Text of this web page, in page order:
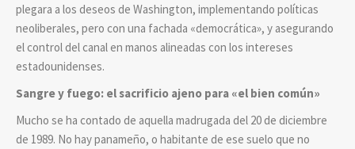
plegara a los deseos de Washington, implementando políticas
neoliberales, pero con una fachada «democrática», y asegurando
el control del canal en manos alineadas con los intereses
estadounidenses.
Sangre y fuego: el sacrificio ajeno para «el bien común»
Mucho se ha contado de aquella madrugada del 20 de diciembre
de 1989. No hay panameño, o habitante de ese suelo que no